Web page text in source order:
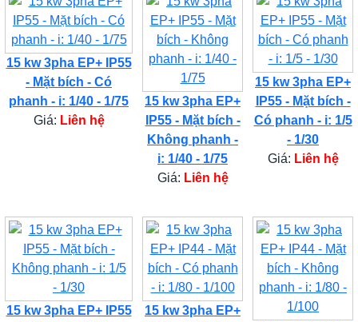
15 kw 3pha EP+ IP55
- Mặt bích - Có
phanh - i: 1/40 - 1/75
Giá: Liên hệ
15 kw 3pha EP+
IP55 - Mặt bích -
Không phanh -
i: 1/40 - 1/75
Giá: Liên hệ
15 kw 3pha EP+
IP55 - Mặt bích -
Có phanh - i: 1/5
- 1/30
Giá: Liên hệ
15 kw 3pha EP+ IP55
15 kw 3pha EP+